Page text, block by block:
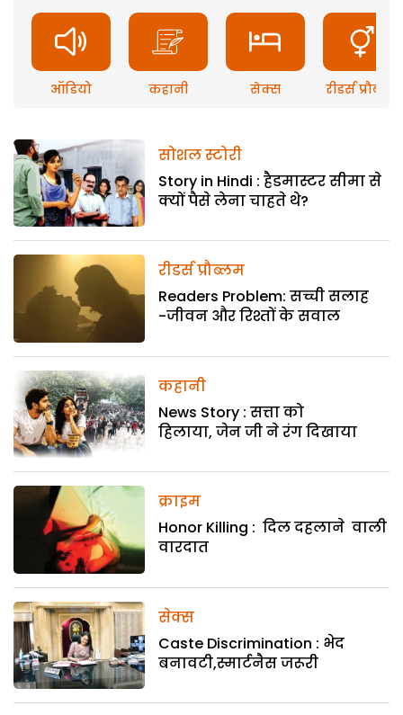
ऑडियो कहानी सेक्स रीडर्स प्रौब्लम
सोशल स्टोरी
Story in Hindi : हैडमास्टर सीमा से
क्यों पैसे लेना चाहते थे?
रीडर्स प्रौब्लम
Readers Problem: सच्ची सलाह
-जीवन और रिश्तों के सवाल
कहानी
News Story : सत्ता को
हिलाया, जेन जी ने रंग दिखाया
क्राइम
Honor Killing : दिल दहलाने वाली
वारदात
सेक्स
Caste Discrimination : भेद
बनावटी,स्मार्टनैस जरूरी